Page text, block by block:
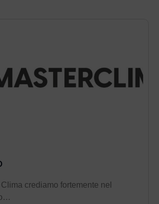
crediamo fortemente nel